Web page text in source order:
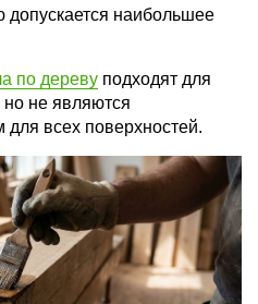
допускается наибольшее
по дереву подходят для
не являются
всех поверхностей.